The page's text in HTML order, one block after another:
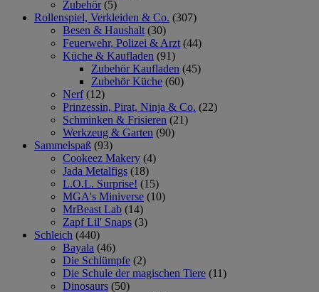
Zubehör (5)
Rollenspiel, Verkleiden & Co. (307)
Besen & Haushalt (30)
Feuerwehr, Polizei & Arzt (44)
Küche & Kaufladen (91)
Zubehör Kaufladen (45)
Zubehör Küche (60)
Nerf (12)
Prinzessin, Pirat, Ninja & Co. (22)
Schminken & Frisieren (21)
Werkzeug & Garten (90)
Sammelspaß (93)
Cookeez Makery (4)
Jada Metalfigs (18)
L.O.L. Surprise! (15)
MGA's Miniverse (10)
MrBeast Lab (14)
Zapf Lil' Snaps (3)
Schleich (440)
Bayala (46)
Die Schlümpfe (2)
Die Schule der magischen Tiere (11)
Dinosaurs (50)